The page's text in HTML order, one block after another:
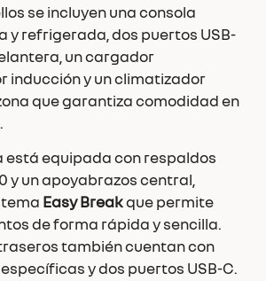
se incluyen una consola
y refrigerada, dos puertos USB-
un cargador
inducción y un climatizador
que garantiza comodidad en
está equipada con respaldos
y un apoyabrazos central,
Easy Breakque permite
de forma rápida y sencilla.
también cuentan con
y dos puertos USB-C.